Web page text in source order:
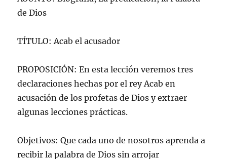
de Dios
TÍTULO: Acab el acusador
PROPOSICIÓN: En esta lección veremos tres
declaraciones hechas por el rey Acab en
acusación de los profetas de Dios y extraer
algunas lecciones prácticas.
Objetivos: Que cada uno de nosotros aprenda a
recibir la palabra de Dios sin arrojar